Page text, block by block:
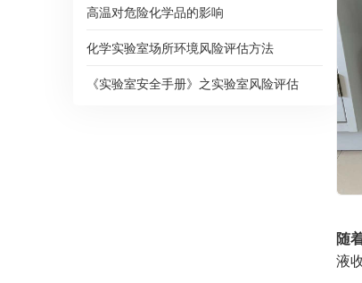
高温对危险化学品的影响
化学实验室场所环境风险评估方法
《实验室安全手册》之实验室风险评估
随
液